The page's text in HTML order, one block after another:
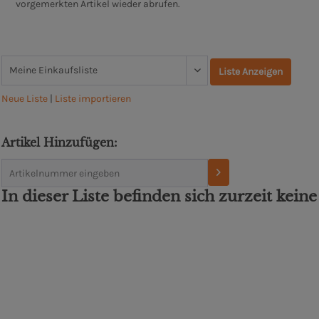
vorgemerkten Artikel wieder abrufen.
Liste Anzeigen
Neue Liste | Liste importieren
Artikel Hinzufügen:
In dieser Liste befinden sich zurzeit